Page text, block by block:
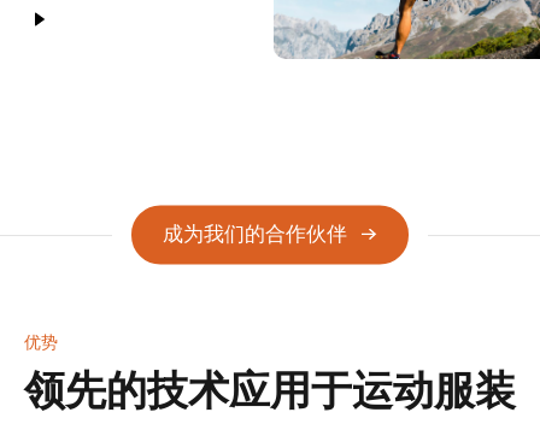
content/themes/Polygiene/partials/blocks/block-
hero.phpon line 93
成为我们的合作伙伴
优势
领先的技术应用于运动服装